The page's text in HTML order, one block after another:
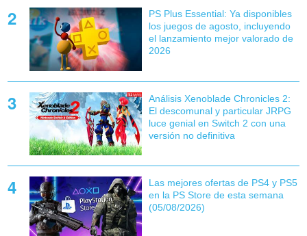
PS Plus Essential: Ya disponibles
los juegos de agosto, incluyendo
el lanzamiento mejor valorado de
2026
Análisis Xenoblade Chronicles 2:
El descomunal y particular JRPG
luce genial en Switch 2 con una
versión no definitiva
Las mejores ofertas de PS4 y PS5
en la PS Store de esta semana
(05/08/2026)